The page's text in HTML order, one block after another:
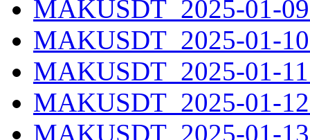
MAKUSDT_2025-01-
MAKUSDT_2025-01-
MAKUSDT_2025-01-
MAKUSDT_2025-01-
MAKUSDT_2025-01-